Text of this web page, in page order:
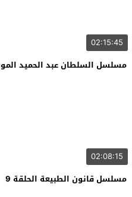
02:15:45
مسلسل السلطان عبد الحميد
02:08:15
مسلسل قانون الطبيعة الحلقة 9